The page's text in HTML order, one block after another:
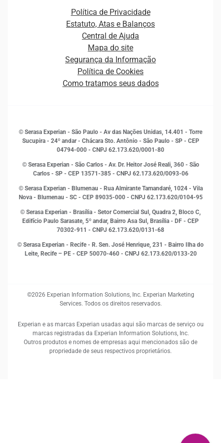
Plataformas e Motores de decisão
Curso Gratuito de Saúde Financeira
Empreendedorismo
Estudos e Pesquisas
Inovação e Tecnologia
Leis e impostos
Marketing
Open Finance
Proteção de Dados
Sustentabilidade Corporativa
Distribuidores e representantes
Estrutura Organizacional
Sala de Imprensa
Política de Privacidade
Estatuto, Atas e Balanços
Central de Ajuda
Mapa do site
Segurança da Informação
Política de Cookies
Como tratamos seus dados
© Serasa Experian - São Paulo - Av das Nações Unidas, 14.401 - Torre
Sucupira - 24º andar - Chácara Sto. Antônio - São Paulo - SP - CEP
04794-000 - CNPJ 62.173.620/0001-80
© Serasa Experian - São Carlos - Av. Dr. Heitor José Reali, 360 - São
Carlos - SP - CEP 13571-385 - CNPJ 62.173.620/0093-06
© Serasa Experian - Blumenau - Rua Almirante Tamandaré, 1024 - Vila
Nova - Blumenau - SC - CEP 89035-000 - CNPJ 62.173.620/0104-95
© Serasa Experian - Brasília - Setor Comercial Sul, Quadra 2, Bloco C,
Edifício Paulo Sarasate, 5º andar, Bairro Asa Sul, Brasília - DF - CEP
70302-911 - CNPJ 62.173.620/0131-68
© Serasa Experian - Recife - R. Sen. José Henrique, 231 - Bairro Ilha do
Leite, Recife – PE - CEP 50070-460 - CNPJ 62.173.620/0133-20
©2026 Experian Information Solutions, Inc. Experian Marketing
Services. Todos os direitos reservados.
Experian e as marcas Experian usadas aqui são marcas de serviço ou
marcas registradas da Experian Information Solutions, Inc.
Outros produtos e nomes de empresas aqui mencionados são de
propriedade de seus respectivos proprietários.